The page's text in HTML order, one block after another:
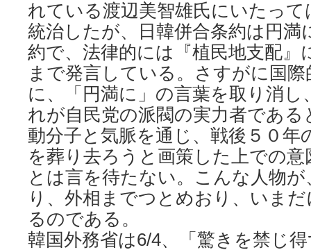
れている渡辺美智雄氏にいたっ
統治したが、日韓併合条約は円満
約で、法律的には『植民地支配』
まで発言している。さすがに国
に、「円満に」の言葉を取り消
れが自民党の派閥の実力者である
動分子と気脈を通じ、戦後５０年
を葬り去ろうと画策した上での
とは言を待たない。こんな人物
り、外相までつとめおり、いま
るのである。
韓国外務省は6/4、「驚きを禁じ